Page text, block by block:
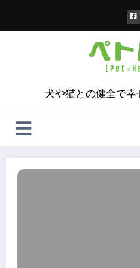
犬や猫との健全で